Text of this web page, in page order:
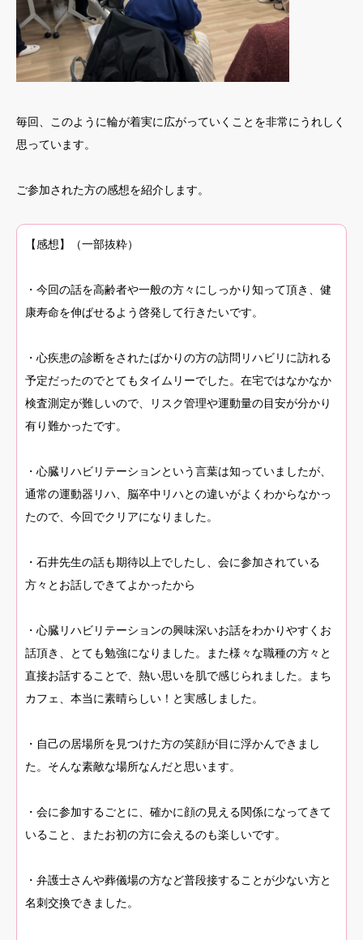
毎回、このように輪が着実に広がっていくことを非常にうれしく
思っています。
ご参加された方の感想を紹介します。
【感想】（一部抜粋）
・今回の話を高齢者や一般の方々にしっかり知って頂き、健
康寿命を伸ばせるよう啓発して行きたいです。
・心疾患の診断をされたばかりの方の訪問リハビリに訪れる
予定だったのでとてもタイムリーでした。在宅ではなかなか
検査測定が難しいので、リスク管理や運動量の目安が分かり
有り難かったです。
・心臓リハビリテーションという言葉は知っていましたが、
通常の運動器リハ、脳卒中リハとの違いがよくわからなかっ
たので、今回でクリアになりました。
・石井先生の話も期待以上でしたし、会に参加されている
方々とお話しできてよかったから
・心臓リハビリテーションの興味深いお話をわかりやすくお
話頂き、とても勉強になりました。また様々な職種の方々と
直接お話することで、熱い思いを肌で感じられました。まち
カフェ、本当に素晴らしい！と実感しました。
・自己の居場所を見つけた方の笑顔が目に浮かんできまし
た。そんな素敵な場所なんだと思います。
・会に参加するごとに、確かに顔の見える関係になってきて
いること、またお初の方に会えるのも楽しいです。
・弁護士さんや葬儀場の方など普段接することが少ない方と
名刺交換できました。